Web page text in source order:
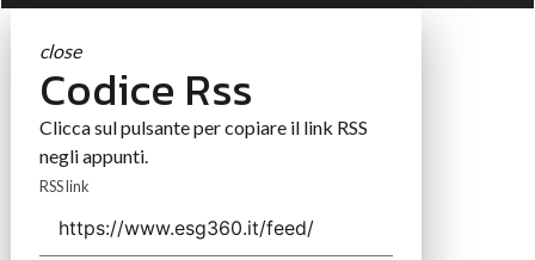
close
Codice Rss
Clicca sul pulsante per copiare il link RSS
negli appunti.
RSS link